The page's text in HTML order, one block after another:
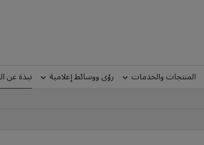
المنتجات والخدمات رؤى ووسائط إعلامية
نبذة عن